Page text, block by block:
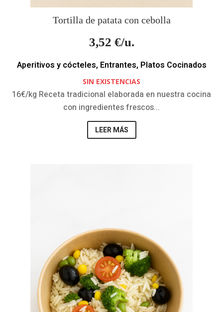
Tortilla de patata con cebolla
3,52 €/u.
Aperitivos y cócteles, Entrantes, Platos Cocinados
SIN EXISTENCIAS
16€/kg Receta tradicional elaborada en nuestra cocina
con ingredientes frescos...
LEER MÁS